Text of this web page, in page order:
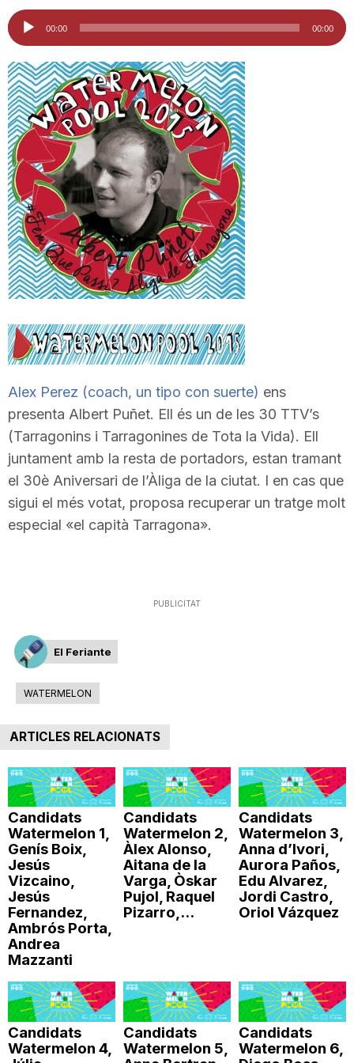
u
t
a
t
d
a
r
r
n
a
Reproductor
d'àudio
00:00 00:00
Alex Perez (coach, un tipo con suerte) ens
presenta Albert Puñet. Ell és un de les 30 TTV’s
(Tarragonins i Tarragonines de Tota la Vida). Ell
juntament amb la resta de portadors, estan tramant
el 30è Aniversari de l’Àliga de la ciutat. I en cas que
sigui el més votat, proposa recuperar un tratge molt
especial «el capità Tarragona».
PUBLICITAT
El Feriante
WATERMELON
ARTICLES RELACIONATS
Candidats
Watermelon 1,
Genís Boix,
Jesús
Vizcaino,
Jesús
Fernandez,
Ambrós Porta,
Andrea
Mazzanti
Candidats
Watermelon 2,
Àlex Alonso,
Aitana de la
Varga, Òskar
Pujol, Raquel
Pizarro,...
Candidats
Watermelon 3,
Anna d’Ivori,
Aurora Paños,
Edu Alvarez,
Jordi Castro,
Oriol Vázquez
Candidats
Watermelon 4,
Candidats
Watermelon 5,
Candidats
Watermelon 6,